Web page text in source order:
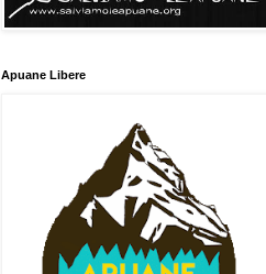
Apuane Libere